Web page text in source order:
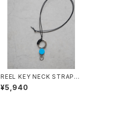
REEL KEY NECK STRAP/2
053#4/リールキーネックスト
ラップ
¥5,940